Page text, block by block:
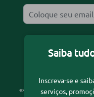
Usaremos seus dados para
experiência de navegação. Para
Saiba
Inscreva-se e
serviços,